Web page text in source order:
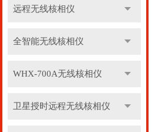
远程无线核相仪
全智能无线核相仪
WHX-700A无线核相仪
卫星授时远程无线核相仪